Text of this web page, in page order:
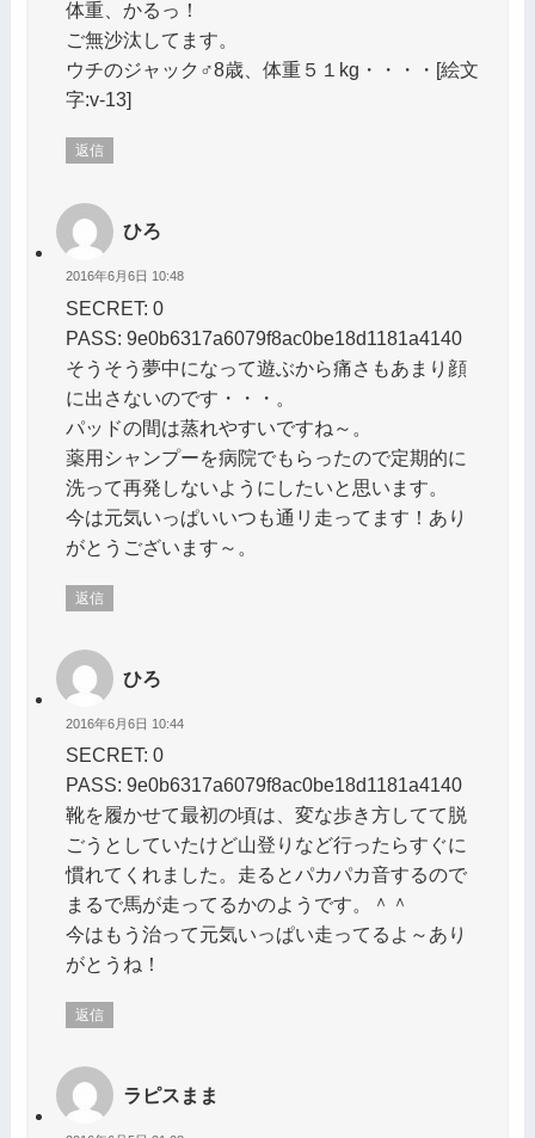
体重、かるっ！
ご無沙汰してます。
ウチのジャック♂8歳、体重５１kg・・・・[絵文
字:v-13]
返信
ひろ
2016年6月6日 10:48
SECRET: 0
PASS: 9e0b6317a6079f8ac0be18d1181a4140
そうそう夢中になって遊ぶから痛さもあまり顔
に出さないのです・・・。
パッドの間は蒸れやすいですね～。
薬用シャンプーを病院でもらったので定期的に
洗って再発しないようにしたいと思います。
今は元気いっぱいいつも通リ走ってます！あり
がとうございます～。
返信
ひろ
2016年6月6日 10:44
SECRET: 0
PASS: 9e0b6317a6079f8ac0be18d1181a4140
靴を履かせて最初の頃は、変な歩き方してて脱
ごうとしていたけど山登りなど行ったらすぐに
慣れてくれました。走るとパカパカ音するので
まるで馬が走ってるかのようです。＾＾
今はもう治って元気いっぱい走ってるよ～あり
がとうね！
返信
ラピスまま